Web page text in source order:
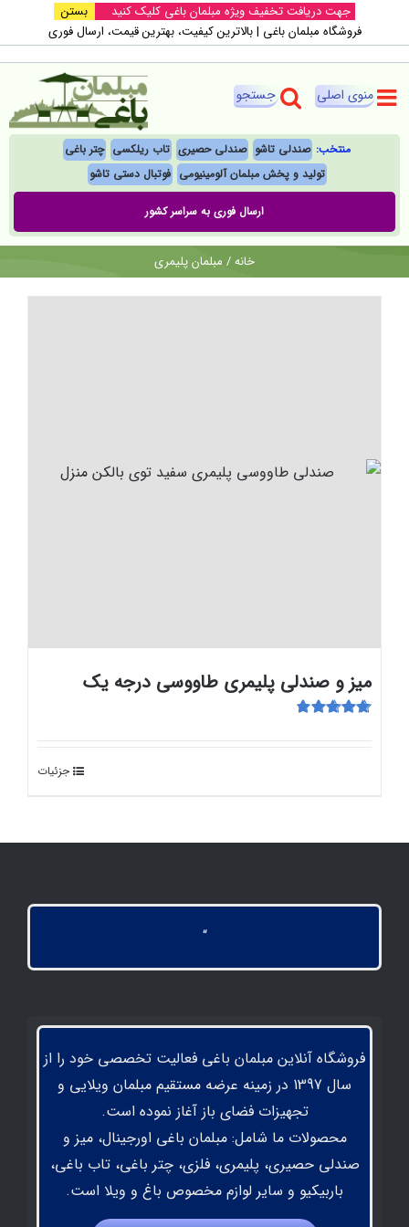
to
content
فروشگاه مبلمان باغی |‌ بالاترین کیفیت، بهترین قیمت، ارسال فوری
جهت دریافت تخفیف ویژه مبلمان باغی کلیک کنید بستن
منتخب: صندلی تاشو صندلی حصیری تاب ریلکسی چتر باغی
تولید و پخش مبلمان آلومینیومی فوتبال‌ دستی تاشو
ارسال فوری به سراسر کشور
خانه/ مبلمان پلیمری
میز و صندلی پلیمری طاووسی درجه یک
جزئیات
“
فروشگاه آنلاین مبلمان باغی فعالیت تخصصی خود را از
سال 1397 در زمینه عرضه مستقیم مبلمان ویلایی و
تجهیزات فضای باز آغاز نموده است.
محصولات ما شامل: مبلمان باغی اورجینال، میز و
صندلی حصیری، پلیمری، فلزی، چتر باغی، تاب باغی،
باربیکیو و سایر لوازم مخصوص باغ و ویلا است.